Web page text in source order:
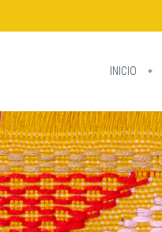
INICIO